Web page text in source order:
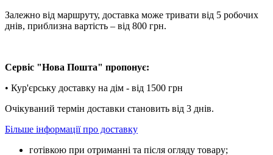
Залежно від маршруту, доставка може тривати від 5 робочих
днів, приблизна вартість – від 800 грн.
Сервіс "Нова Пошта" пропонує:
• Кур'єрську доставку на дім - від 1500 грн
Очікуваний термін доставки становить від 3 днів.
Більше інформації про доставку
готівкою при отриманні та після огляду товару;